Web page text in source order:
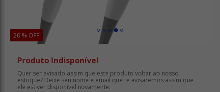
20 % OFF
Produto Indisponível
Quer ser avisado assim que este produto voltar ao nosso
estoque? Deixe seu nome e email que te avisaremos assim que
ele estiver disponível novamente.